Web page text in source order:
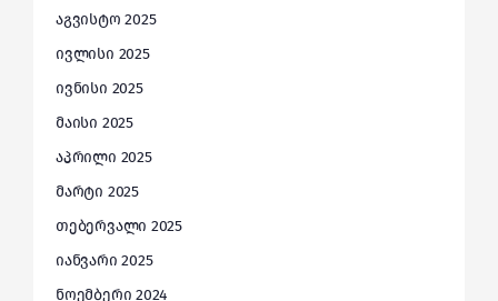
აგვისტო 2025
ივლისი 2025
ივნისი 2025
მაისი 2025
აპრილი 2025
მარტი 2025
თებერვალი 2025
იანვარი 2025
ნოემბერი 2024